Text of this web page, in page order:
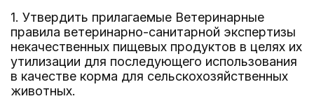
1. Утвердить прилагаемые Ветеринарные
правила ветеринарно-санитарной экспертизы
некачественных пищевых продуктов в целях их
утилизации для последующего использования
в качестве корма для сельскохозяйственных
животных.